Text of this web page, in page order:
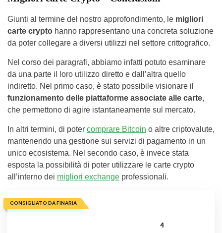
Giunti al termine del nostro approfondimento, le migliori
carte crypto hanno rappresentano una concreta soluzione
da poter collegare a diversi utilizzi nel settore crittografico.
Nel corso dei paragrafi, abbiamo infatti potuto esaminare
da una parte il loro utilizzo diretto e dall’altra quello
indiretto. Nel primo caso, è stato possibile visionare il
funzionamento delle piattaforme associate alle carte,
che permettono di agire istantaneamente sul mercato.
In altri termini, di poter comprare Bitcoin o altre criptovalute,
mantenendo una gestione sui servizi di pagamento in un
unico ecosistema. Nel secondo caso, è invece stata
esposta la possibilità di poter utilizzare le carte crypto
all’interno dei migliori exchange professionali.
CONSIGLIATO DA FINARIA
4